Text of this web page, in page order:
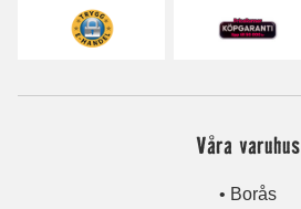
Våra varuhus
• Borås